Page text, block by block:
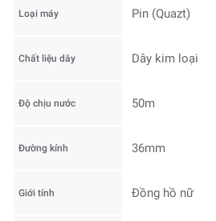
Loại máy Pin (Quazt)
Chất liệu dây Dây kim loại
Độ chịu nước 50m
Đường kính 36mm
Giới tính Đồng hồ nữ